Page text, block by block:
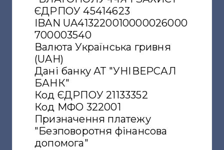
ЄДРПОУ 45414623
IBAN UA413220010000026000
700003540
Валюта Українська гривня
(UAH)
Дані банку АТ "УНІВЕРСАЛ
БАНК"
Код ЄДРПОУ 21133352
Код МФО 322001
Призначення платежу
"Безповоротня фінансова
допомога"